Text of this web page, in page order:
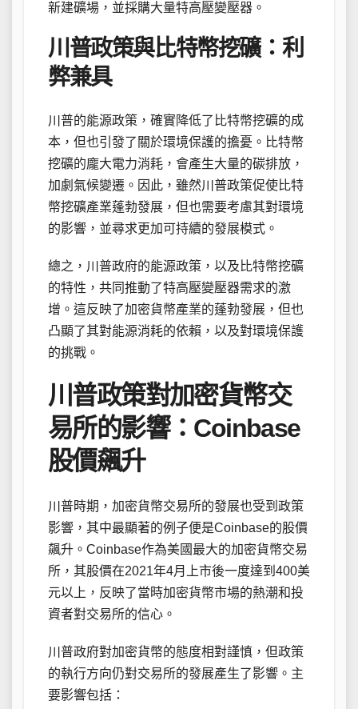
新建礦場，並採購大量特高壓變壓器。
川普政策與比特幣挖礦：利
弊兼具
川普的能源政策，確實降低了比特幣挖礦的成
本，但也引發了關於環境保護的擔憂。比特幣
挖礦的龐大電力消耗，會產生大量的碳排放，
加劇氣候變遷。因此，雖然川普政策促使比特
幣挖礦產業蓬勃發展，但也需要考慮其對環境
的影響，並尋求更加可持續的發展模式。
總之，川普政府的能源政策，以及比特幣挖礦
的特性，共同推動了特高壓變壓器需求的激
增。這反映了加密貨幣產業的蓬勃發展，但也
凸顯了其對能源消耗的依賴，以及對環境保護
的挑戰。
川普政策對加密貨幣交
易所的影響：Coinbase
股價飆升
川普時期，加密貨幣交易所的發展也受到政策
影響，其中最顯著的例子便是Coinbase的股價
飆升。Coinbase作為美國最大的加密貨幣交易
所，其股價在2021年4月上市後一度達到400美
元以上，反映了當時加密貨幣市場的熱潮和投
資者對交易所的信心。
川普政府對加密貨幣的態度相對謹慎，但政策
的執行方向仍對交易所的發展產生了影響。主
要影響包括：